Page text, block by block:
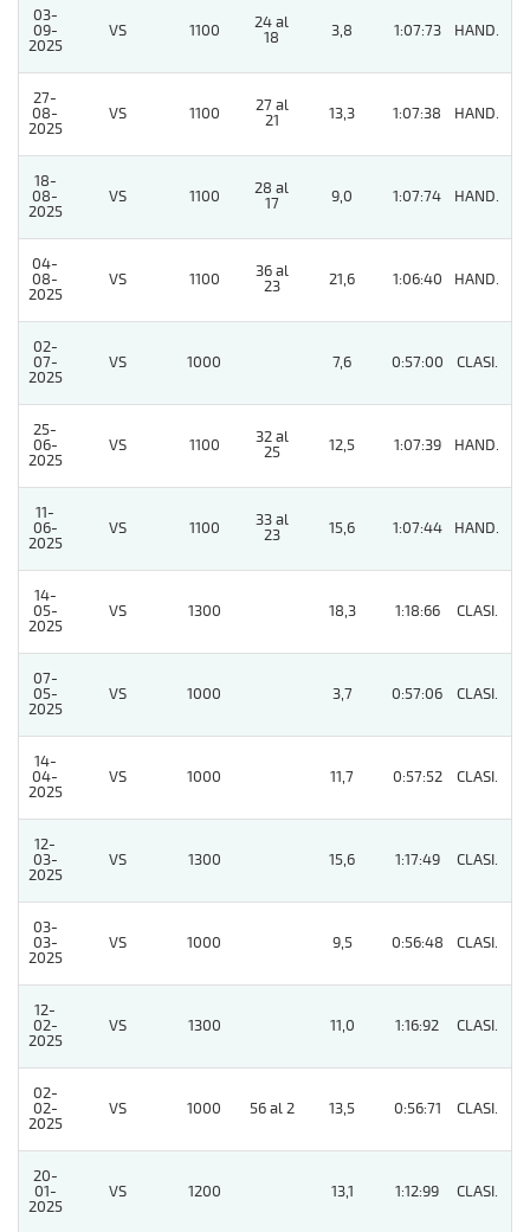
03-
09-
2025
VS 1100
24 al
18
3,8 1:07:73 HAND.
27-
08-
2025
VS 1100
27 al
21
13,3 1:07:38 HAND.
18-
08-
2025
VS 1100
28 al
17
9,0 1:07:74 HAND.
04-
08-
2025
VS 1100
36 al
23
21,6 1:06:40 HAND.
02-
07-
2025
VS 1000 7,6 0:57:00 CLASI.
25-
06-
2025
VS 1100
32 al
25
12,5 1:07:39 HAND.
11-
06-
2025
VS 1100
33 al
23
15,6 1:07:44 HAND.
14-
05-
2025
VS 1300 18,3 1:18:66 CLASI.
07-
05-
2025
VS 1000 3,7 0:57:06 CLASI.
14-
04-
2025
VS 1000 11,7 0:57:52 CLASI.
12-
03-
2025
VS 1300 15,6 1:17:49 CLASI.
03-
03-
2025
VS 1000 9,5 0:56:48 CLASI.
12-
02-
2025
VS 1300 11,0 1:16:92 CLASI.
02-
02-
2025
VS 1000 56 al 2 13,5 0:56:71 CLASI.
20-
01-
2025
VS 1200 13,1 1:12:99 CLASI.